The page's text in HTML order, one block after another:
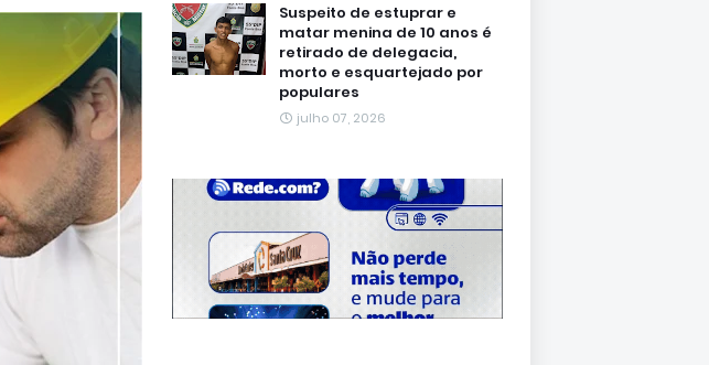
Suspeito de estuprar e
matar menina de 10 anos é
retirado de delegacia,
morto e esquartejado por
populares
julho 07, 2026